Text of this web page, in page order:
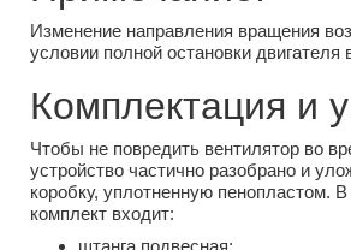
Изменение направления вращения
условии полной остановки двигателя
Комплектация и
Чтобы не повредить вентилятор во
устройство частично разобрано и
коробку, уплотненную пенопластом.
комплект входит: